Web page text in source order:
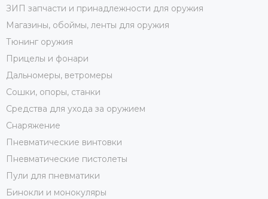
ЗИП запчасти и принадлежности для оружия
Магазины, обоймы, ленты для оружия
Тюнинг оружия
Прицелы и фонари
Дальномеры, ветромеры
Сошки, опоры, станки
Средства для ухода за оружием
Снаряжение
Пневматические винтовки
Пневматические пистолеты
Пули для пневматики
Бинокли и монокуляры